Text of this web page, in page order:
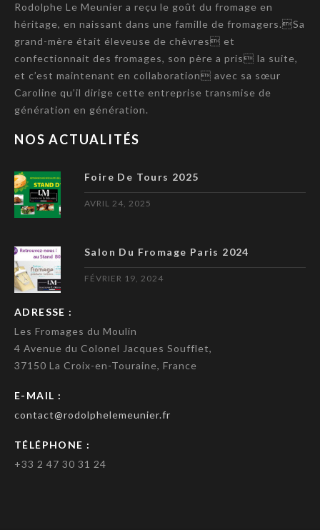
Rodolphe Le Meunier a reçu le goût du fromage en
héritage, en naissant dans une famille de fromagers.Sa
grand-mère était éleveuse de chèvres et
confectionnait des fromages, son père a pris la suite,
et c’est maintenant en collaboration avec sa sœur
Caroline qu’il dirige cette entreprise transmise de
génération en génération.
NOS ACTUALITÉS
Foire De Tours 2025
AVRIL 24, 2025
Salon Du Fromage Paris 2024
FÉVRIER 19, 2024
ADRESSE :
Les Fromages du Moulin
4 Avenue du Colonel Jacques Soufflet,
37150 La Croix-en-Touraine, France
E-MAIL :
contact@rodolphelemeunier.fr
TÉLÉPHONE :
+33 2 47 30 31 24